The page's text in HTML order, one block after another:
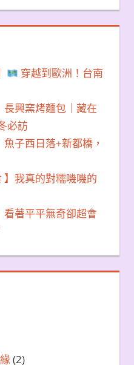
穿越到歐洲！台南
長興窯烤麵包｜藏在
必訪
魚子西日落+新都橋，
】我真的對糯嘰嘰的
看著平平無奇卻超會
(2)